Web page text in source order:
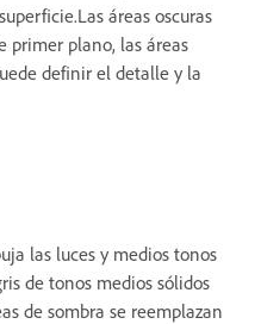
áreas oscuras
primer plano, las áreas
definir el detalle y la
las luces y medios tonos
de tonos medios sólidos
de sombra se reemplazan